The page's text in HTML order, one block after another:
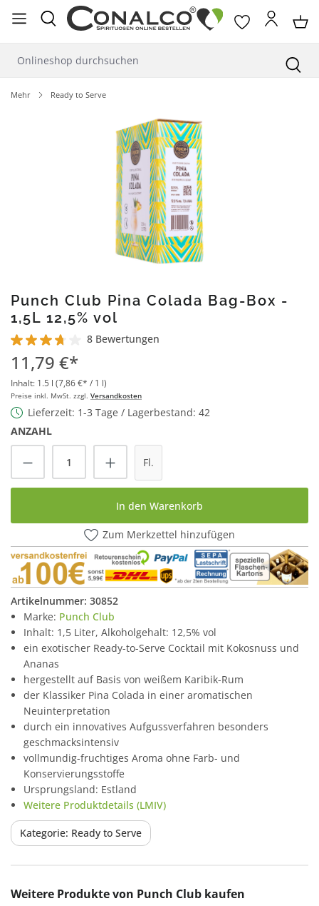
springen
Mehr Ready to Serve
Punch Club Pina Colada Bag-Box -
1,5L 12,5% vol
Durchschnittliche Bewertung von 3.7 von 5 Sternen
8 Bewertungen
11,79 €*
Inhalt: 1.5 l (7,86 €* / 1 l)
Preise inkl. MwSt. zzgl. Versandkosten
Lieferzeit: 1-3 Tage / Lagerbestand: 42
ANZAHL
Produkt Anzahl: Gib den gewünschten
Fl.
In den Warenkorb
Zum Merkzettel hinzufügen
Artikelnummer: 30852
Marke: Punch Club
Inhalt: 1,5 Liter, Alkoholgehalt: 12,5% vol
ein exotischer Ready-to-Serve Cocktail mit Kokosnuss und
Ananas
hergestellt auf Basis von weißem Karibik-Rum
der Klassiker Pina Colada in einer aromatischen
Neuinterpretation
durch ein innovatives Aufgussverfahren besonders
geschmacksintensiv
vollmundig-fruchtiges Aroma ohne Farb- und
Konservierungsstoffe
Ursprungsland: Estland
Weitere Produktdetails (LMIV)
Kategorie: Ready to Serve
Produktgalerie überspringen
Weitere Produkte von Punch Club kaufen